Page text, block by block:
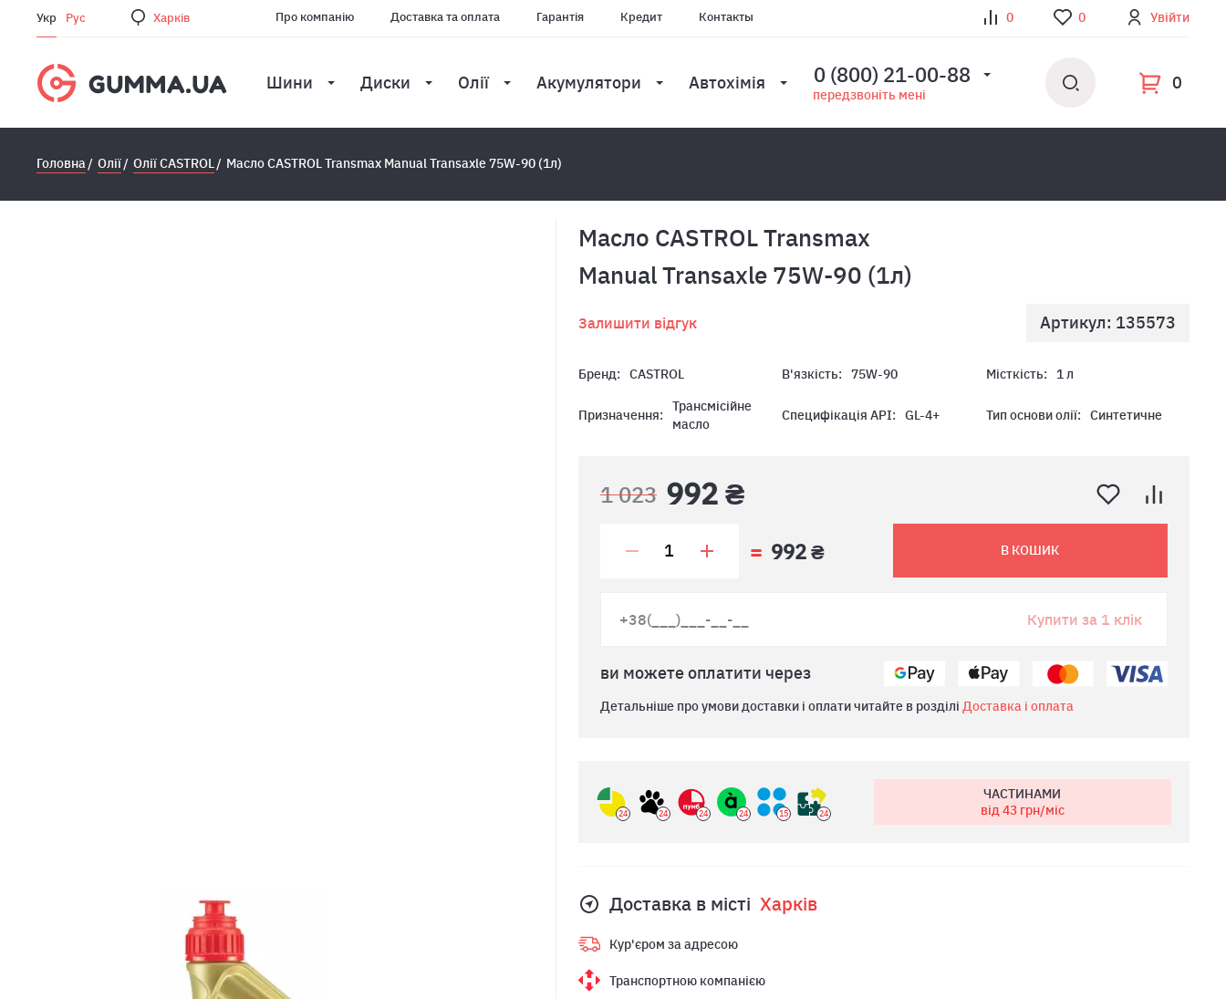
Укр Рус Харкiв Про компанію Доставка та оплата Гарантія Кредит Контакты 0 0 Увійти
Шини Диски Олії Акумулятори Автохімія 0 (800) 21-00-88
передзвоніть мені
0
Головна Олії Олії CASTROL Масло CASTROL Transmax Manual Transaxle 75W-90 (1л)
Масло CASTROL Transmax
Manual Transaxle 75W-90 (1л)
Залишити відгук Артикул: 135573
Бренд: CASTROL В'язкість: 75W-90 Місткість: 1 л
Призначення:
Трансмісійне
масло
Специфікація API: GL-4+ Тип основи олії: Синтетичне
1 023 992 ₴
992 ₴ В КОШИК
Купити за 1 клік
ви можете оплатити через
Детальніше про умови доставки і оплати читайте в розділі Доставка і оплата
24 24 24 24 15 24
ЧАСТИНАМИ
від 43грн/міс
Доставка в місті Харкiв
Кур'єром за адресою
Транспортною компанією